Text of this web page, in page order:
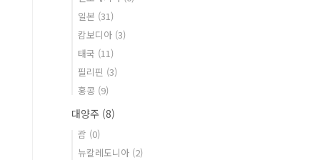
일본 (31)
캄보디아 (3)
태국 (11)
필리핀 (3)
홍콩 (9)
대양주 (8)
괌 (0)
뉴칼레도니아 (2)